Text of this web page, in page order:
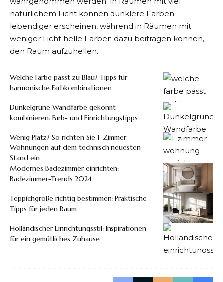
natürlichem Licht können dunklere Farben
lebendiger erscheinen, während in Räumen mit
weniger Licht helle Farben dazu beitragen können,
den Raum aufzuhellen.
Welche Farbe passt zu Blau? Tipps für
harmonische Farbkombinationen
Dunkelgrüne Wandfarbe gekonnt
kombinieren: Farb- und Einrichtungstipps
Wenig Platz? So richten Sie 1-Zimmer-
Wohnungen auf dem technisch neuesten
Stand ein
Modernes Badezimmer einrichten:
Badezimmer-Trends 2024
Teppichgröße richtig bestimmen: Praktische
Tipps für jeden Raum
Holländischer Einrichtungsstil: Inspirationen
für ein gemütliches Zuhause